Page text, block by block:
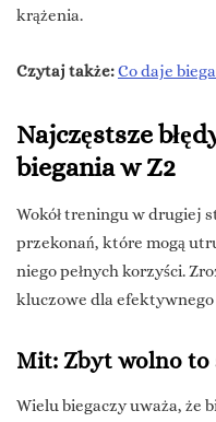
krążenia.
Czytaj także:Co daje
Najczęstsze
biegania w Z2
Wokół treningu w drugiej
przekonań, które mogą
niego pełnych korzyści.
kluczowe dla
Mit: Zbyt wolno to
Wielu biegaczy uważa, że